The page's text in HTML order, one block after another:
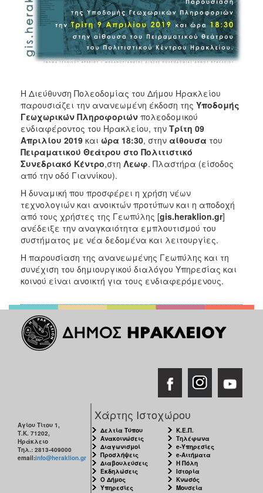
ΔΗΜΟΤΗΣ
ΕΠΙΣΚΕΠΤΗΣ
Η Διεύθυνση Πολεοδομίας του Δήμου Ηρακλείου
παρουσιάζει την ανανεωμένη έκδοση της Υποδομής
Γεωχωρικών Πληροφοριών πολεοδομικού
ενδιαφέροντος του Ηρακλείου, την Τρίτη 09
Απριλίου 2019 και ώρα 18:30, στην αίθουσα του
Πειραματικού Θεάτρου στο Πολιτιστικό
Συνεδριακό Κέντρο,στη Λεωφ. Πλαστήρα (είσοδος
από την οδό Γιαννίκου).
Η δυναμική που προσφέρει η χρήση νέων
τεχνολογιών και ανοικτών προτύπων και η αποδοχή
από τους χρήστες της Γεωπύλης [gis.heraklion.gr]
ανέδειξε την αναγκαιότητα εμπλουτισμού του
συστήματος με νέα δεδομένα και λειτουργίες.
Η παρουσίαση της ανανεωμένης Γεωπύλης και τη
συνέχιση του δημιουργικού διαλόγου Υπηρεσίας και
κοινού είναι ανοικτή για τους ενδιαφερόμενους.
Αγίου Τίτου 1,
Τ.Κ. 71202,
Ηράκλειο
Τηλ.: 2813-409000
email:info@heraklion.gr
Χάρτης Ιστοχώρου
Δελτία Τύπου
Ανακοινώσεις
Διαγωνισμοί
Προσλήψεις
Διαβουλεύσεις
Εκδηλώσεις
Ο Δήμος
Υπηρεσίες
Κ.Ε.Π.
Τηλέφωνα
e-Υπηρεσίες
e-Αιτήματα
Η Πόλη
Ιστορία
Κνωσός
Μουσεία